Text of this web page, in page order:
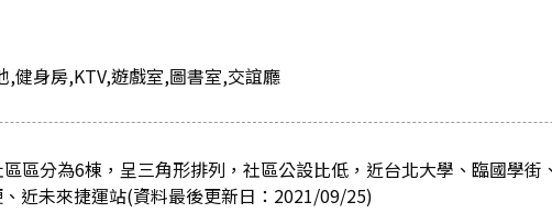
,健身房,KTV,遊戲室,圖書室,交誼廳
區區分為6棟，呈三角形排列，社區公設比低，近台北大學、臨國學街
近未來捷運站(資料最後更新日：2021/09/25)